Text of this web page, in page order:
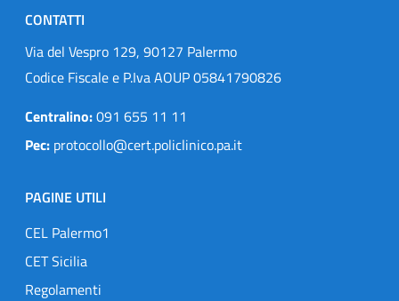
CONTATTI
Via del Vespro 129, 90127 Palermo
Codice Fiscale e P.Iva AOUP 05841790826
Centralino:091 655 11 11
Pec: protocollo@cert.policlinico.pa.it
PAGINE UTILI
CEL Palermo1
CET Sicilia
Regolamenti